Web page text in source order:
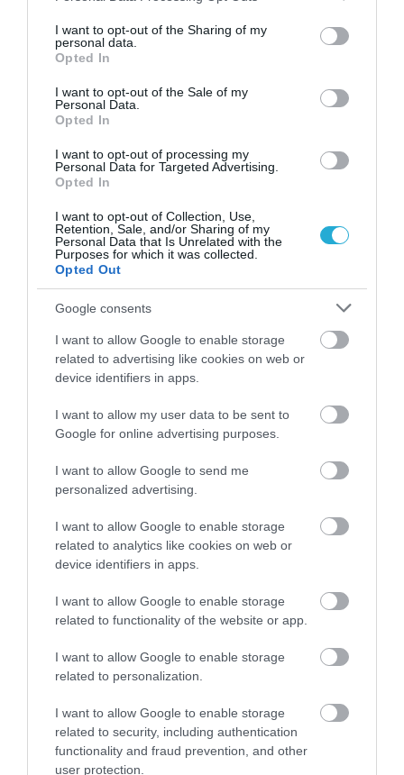
not limited to your visit or usage behaviour. You may click to
grant or deny consent to Google and its third-party tags to
use your data for below specified purposes in below Google
consent section.
I want to opt-out of the Sharing of my
personal data.
Opted In
I want to opt-out of the Sale of my
Personal Data.
Opted In
I want to opt-out of processing my
Personal Data for Targeted Advertising.
Opted In
I want to opt-out of Collection, Use,
Retention, Sale, and/or Sharing of my
Personal Data that Is Unrelated with the
Purposes for which it was collected.
Opted Out
Google consents
I want to allow Google to enable storage
related to advertising like cookies on web or
device identifiers in apps.
I want to allow my user data to be sent to
Google for online advertising purposes.
I want to allow Google to send me
personalized advertising.
I want to allow Google to enable storage
related to analytics like cookies on web or
device identifiers in apps.
I want to allow Google to enable storage
related to functionality of the website or app.
I want to allow Google to enable storage
related to personalization.
I want to allow Google to enable storage
related to security, including authentication
functionality and fraud prevention, and other
user protection.
22.06.2026 15:01
Social Media και αυτοκτονίες ανηλίκων: Οι
γονείς στρέφονται μαζικά κατά Meta και
TikTok
18.06.2026
ΕΛΣΤΑΤ: Συνεχίζεται η πτώση των
μητέρες άνω των 40 ετών
ΔΗΜΟΦΙΛΗ